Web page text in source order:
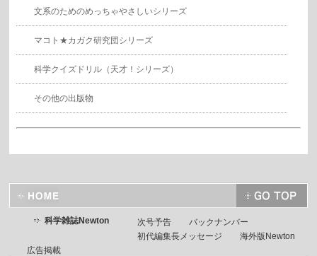
文系のためのめっちゃやさしいシリーズ
マコト★カガク研究団シリーズ
科学クイズドリル（天才！シリーズ）
その他の出版物
科学雑誌Newton 次号予告
バックナンバー
初代編集長メッセージ
海外版Newton
広告掲載